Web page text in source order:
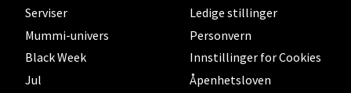
Serviser
Mummi-univers
Black Week
Jul
Ledige stillinger
Personvern
Innstillinger for Cookies
Åpenhetsloven